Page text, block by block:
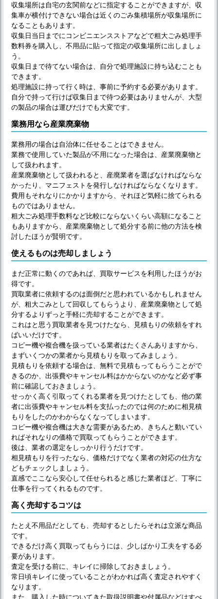
収集場所は自宅の玄関前などに指定することができますが、収
集車が横付けできない場合は近くのごみ集積場所が収集場所に
なることもあります。
収集日当日までにコンビニエンスストアなどで粗大ごみ処理手
数料券を購入し、不用品に貼って指定の収集場所に出しましょ
う。
収集日まで待てない場合は、自分で処理施設に持ち込むことも
できます。
処理施設に持って行く時は、事前に予約する必要があります。
自分で持って行けば収集日まで待つ必要はありませんが、大型
の製品の場合は運びだけでも大変です。
業務用なら産業廃棄物
業務用の場合は自治体に任せることはできません。
業務で使用していた製品が不用になった場合は、産業廃棄物と
して扱われます。
産業廃棄物として扱われると、産廃業者を選ばなければならな
かったり、マニフェストを発行しなければならなくなります。
費用もそれなりにかかりますから、それほど気軽に捨てられる
ものではありません。
粗大ごみ処理手数料など比較にならないくらい高額になること
もありますから、産業廃棄物として処分する前に他の方法を検
討したほうが賢明です。
使えるものは売却しましょう
まだ正常に動くのであれば、買取サービスを利用したほうがお
得です。
買取業者に依頼するのは面倒だと思われているかもしれません
が、粗大ごみとして回収してもらうより、産業廃棄物として処
分するよりずっと手軽に売却することができます。
これはと思う買取業者を見つけたなら、見積もりの依頼をすれ
ばいいだけです。
コピー機や複合機を扱っている業者はたくさんありますから、
まずいくつかの業者から見積もりを取ってみましょう。
見積もりを依頼する場合は、無料で見積もってもらうことがで
きるのか、出張費やキャンセル料はかからないのかなど必ず事
前に確認しておきましょう。
せっかく高く引取ってくれる業者を見つけたとしても、他の業
者に出張費やキャンセル料を支払ったのでは何のために相見積
もりをしたのかわからなくなってしまいます。
コピー機や複合機は大きな需要があるため、きちんと動いてい
ればそれなりの価格で買取ってもらうことができます。
後は、業者の選定をしっかり行うだけです。
相見積もりを行ったなら、価格だけでなく業者の対応の仕方な
どもチェックしましょう。
直感でここなら安心して任せられると感じた業者ほど、丁寧に
仕事を行ってくれるものです。
高く売却するコツは
たとえ不用品だとしても、売却するとしたらそれは立派な商品
です。
できるだけ高く買取ってもらうには、少しばかり工夫をする必
要があります。
査定を受ける前に、キレイに掃除しておきましょう。
常日頃キレイに使っていることがわかれば高く査定されやすく
なります。
また、購入した時についてきた取扱説明書や付属品などはすべ